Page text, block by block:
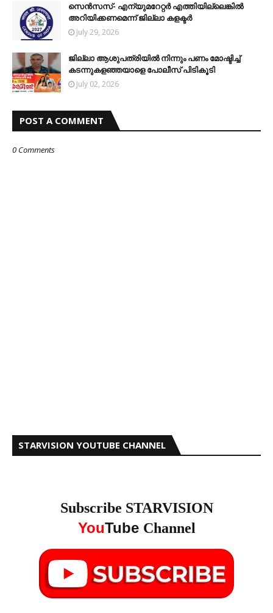
സെന്‍സസ്- എന്യുമറേറ്റര്‍ എത്തിയില്ലെങ്കില്‍
അറിയിക്കണമെന്ന് ജില്ലാ കളക്ടര്‍
July 29, 2026
ജില്ലാ ആശുപത്രിയിൽ നിന്നും പണം മോഷ്ടിച്ച്
കടന്നുകളഞ്ഞയാളെ പോലീസ് പിടികൂടി
July 02, 2026
POST A COMMENT
0 Comments
STARVISION YOUTUBE CHANNEL
Subscribe STARVISION
YouTube Channel